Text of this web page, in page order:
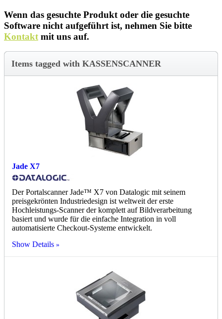
Wenn das gesuchte Produkt oder die gesuchte
Software nicht aufgeführt ist, nehmen Sie bitte
Kontakt mit uns auf.
Items tagged with KASSENSCANNER
Jade X7
Der Portalscanner Jade™ X7 von Datalogic mit seinem
preisgekrönten Industriedesign ist weltweit der erste
Hochleistungs-Scanner der komplett auf Bildverarbeitung
basiert und wurde für die einfache Integration in voll
automatisierte Checkout-Systeme entwickelt.
Show Details